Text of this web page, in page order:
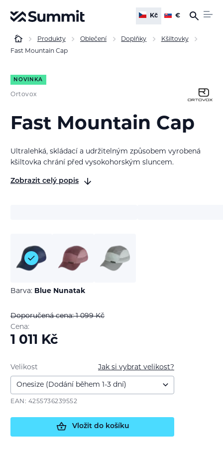
Kč €
Produkty Oblečení Doplňky
Kšiltovky
Fast Mountain Cap
NOVINKA
Ortovox
Fast Mountain Cap
Ultralehká, skládací a udržitelným způsobem vyrobená
kšiltovka chrání před vysokohorským sluncem.
Zobrazit celý popis
Barva: Blue Nunatak
Doporučená cena: 1 099Kč
Cena:
1 011 Kč
Jak si vybrat velikost?
Velikost
EAN: 4255736239552
Vložit do košíku